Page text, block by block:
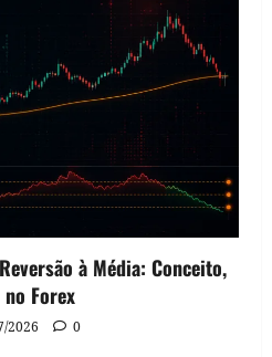
à Média: Conceito,
Forex
2026 0